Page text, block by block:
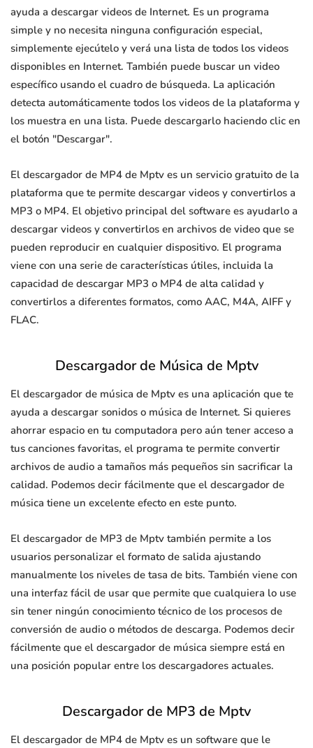
ayuda a descargar videos de Internet. Es un programa
simple y no necesita ninguna configuración especial,
simplemente ejecútelo y verá una lista de todos los videos
disponibles en Internet. También puede buscar un video
específico usando el cuadro de búsqueda. La aplicación
detecta automáticamente todos los videos de la plataforma y
los muestra en una lista. Puede descargarlo haciendo clic en
el botón "Descargar".
El descargador de MP4 de Mptv es un servicio gratuito de la
plataforma que te permite descargar videos y convertirlos a
MP3 o MP4. El objetivo principal del software es ayudarlo a
descargar videos y convertirlos en archivos de video que se
pueden reproducir en cualquier dispositivo. El programa
viene con una serie de características útiles, incluida la
capacidad de descargar MP3 o MP4 de alta calidad y
convertirlos a diferentes formatos, como AAC, M4A, AIFF y
FLAC.
Descargador de Música de Mptv
El descargador de música de Mptv es una aplicación que te
ayuda a descargar sonidos o música de Internet. Si quieres
ahorrar espacio en tu computadora pero aún tener acceso a
tus canciones favoritas, el programa te permite convertir
archivos de audio a tamaños más pequeños sin sacrificar la
calidad. Podemos decir fácilmente que el descargador de
música tiene un excelente efecto en este punto.
El descargador de MP3 de Mptv también permite a los
usuarios personalizar el formato de salida ajustando
manualmente los niveles de tasa de bits. También viene con
una interfaz fácil de usar que permite que cualquiera lo use
sin tener ningún conocimiento técnico de los procesos de
conversión de audio o métodos de descarga. Podemos decir
fácilmente que el descargador de música siempre está en
una posición popular entre los descargadores actuales.
Descargador de MP3 de Mptv
El descargador de MP4 de Mptv es un software que le